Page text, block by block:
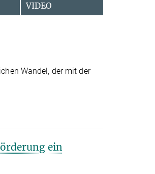
VIDEO
Wandel, der mit der
ein